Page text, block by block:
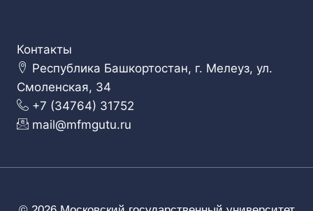
Контакты
Республика Башкортостан, г. Мелеуз, ул.
Смоленская, 34
+7 (34764) 31752
mail@mfmgutu.ru